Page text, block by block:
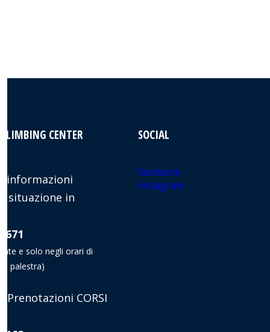
CENTER SOCIAL
informazioni
situazione in
671
e solo negli orari di
palestra)
Prenotazioni CORSI
facebook
instagram